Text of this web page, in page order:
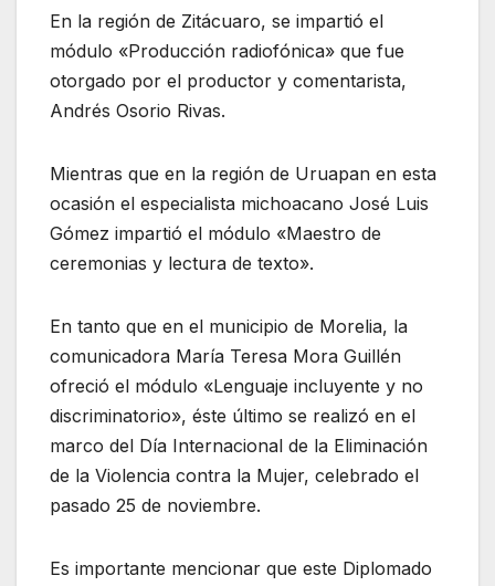
En la región de Zitácuaro, se impartió el
módulo «Producción radiofónica» que fue
otorgado por el productor y comentarista,
Andrés Osorio Rivas.
Mientras que en la región de Uruapan en esta
ocasión el especialista michoacano José Luis
Gómez impartió el módulo «Maestro de
ceremonias y lectura de texto».
En tanto que en el municipio de Morelia, la
comunicadora María Teresa Mora Guillén
ofreció el módulo «Lenguaje incluyente y no
discriminatorio», éste último se realizó en el
marco del Día Internacional de la Eliminación
de la Violencia contra la Mujer, celebrado el
pasado 25 de noviembre.
Es importante mencionar que este Diplomado